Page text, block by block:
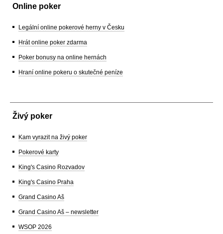
Online poker
Legální online pokerové herny v Česku
Hrát online poker zdarma
Poker bonusy na online hernách
Hraní online pokeru o skutečné peníze
Živý poker
Kam vyrazit na živý poker
Pokerové karty
King's Casino Rozvadov
King's Casino Praha
Grand Casino Aš
Grand Casino Aš – newsletter
WSOP 2026